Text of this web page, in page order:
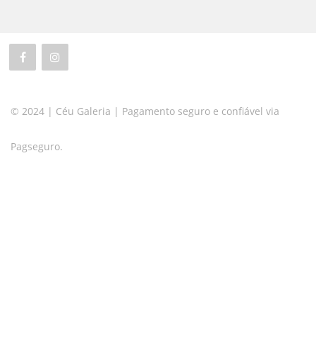
© 2024 | Céu Galeria | Pagamento seguro e confiável via
Pagseguro.